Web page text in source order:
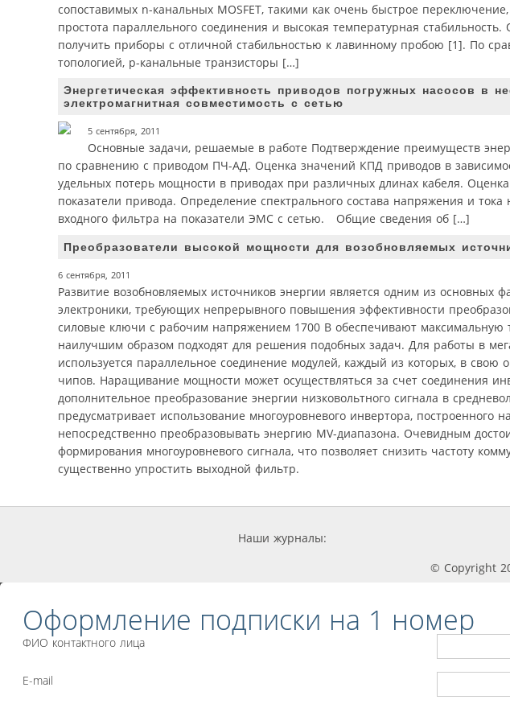
сопоставимых n-канальных MOSFET, такими как очень быстрое
простота параллельного соединения и высокая температурная
получить приборы с отличной стабильностью к лавинному пробою [1]. По
топологией, p-канальные транзисторы […]
Энергетическая эффективность приводов погружных насосов в
электромагнитная совместимость с сетью
5 сентября, 2011
Основные задачи, решаемые в работе Подтверждение преимуществ
по сравнению с приводом ПЧ-АД. Оценка значений КПД приводов в
удельных потерь мощности в приводах при различных длинах кабеля.
показатели привода. Определение спектрального состава напряжения и
входного фильтра на показатели ЭМС с сетью. Общие сведения об […]
Преобразователи высокой мощности для возобновляемых
6 сентября, 2011
Развитие возобновляемых источников энергии является одним из основных
электроники, требующих непрерывного повышения эффективности
силовые ключи с рабочим напряжением 1700 В обеспечивают максимальную
наилучшим образом подходят для решения подобных задач. Для работы в
используется параллельное соединение модулей, каждый из которых, в
чипов. Наращивание мощности может осуществляться за счет соединения
дополнительное преобразование энергии низковольтного сигнала в
предусматривает использование многоуровневого инвертора, построенного
непосредственно преобразовывать энергию MV-диапазона. Очевидным
формирования многоуровневого сигнала, что позволяет снизить частоту
существенно упростить выходной фильтр.
Наши журналы:
© Copyright
Оформление подписки на 1 номер
ФИО контактного лица
E-mail